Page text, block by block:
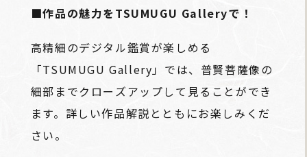
■作品の魅力をTSUMUGU Galleryで！
高精細のデジタル鑑賞が楽しめる
「TSUMUGU Gallery」では、普賢菩薩像の
細部までクローズアップして見ることができ
ます。詳しい作品解説とともにお楽しみくだ
さい。